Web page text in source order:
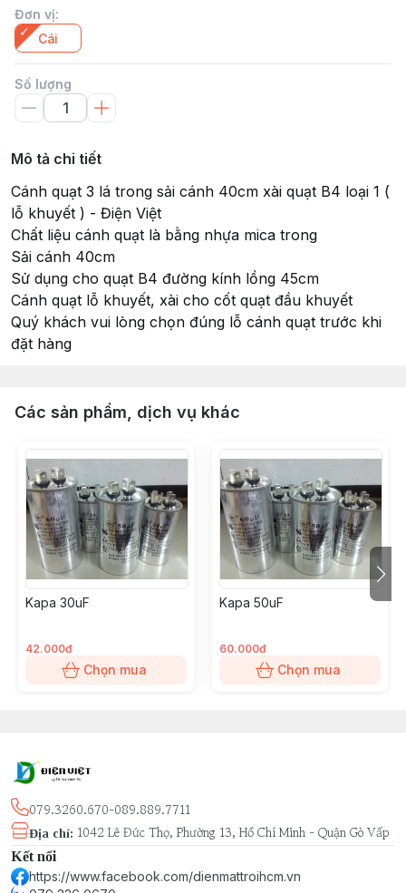
Đơn vị:
Cái
Số lượng
Mô tả chi tiết
Cánh quạt 3 lá trong sải cánh 40cm xài quạt B4 loại 1 (
lỗ khuyết ) - Điện Việt
Chất liệu cánh quạt là bằng nhựa mica trong
Sải cánh 40cm
Sử dụng cho quạt B4 đường kính lồng 45cm
Cánh quạt lỗ khuyết, xài cho cốt quạt đầu khuyết
Quý khách vui lòng chọn đúng lỗ cánh quạt trước khi
đặt hàng
Các sản phẩm, dịch vụ khác
Kapa 30uF
42.000đ
Chọn mua
Kapa 50uF
60.000đ
Chọn mua
079.3260.670-089.889.7711
Địa chỉ: 1042 Lê Đức Thọ, Phường 13, Hồ Chí Minh - Quận Gò Vấp
Kết nối
https://www.facebook.com/dienmattroihcm.vn